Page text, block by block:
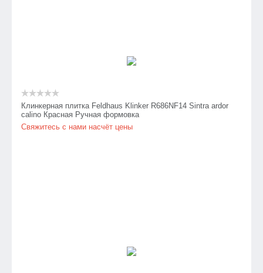
Клинкерная плитка Feldhaus Klinker R686NF14 Sintra ardor
calino Красная Ручная формовка
Свяжитесь с нами насчёт цены